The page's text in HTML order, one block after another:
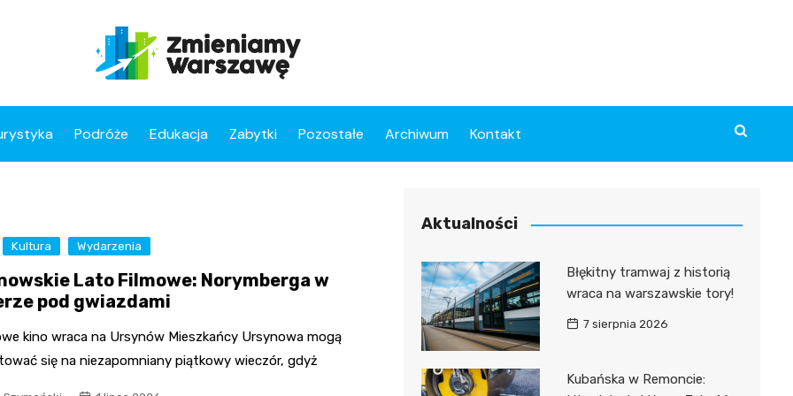
Podróże Edukacja Zabytki Pozostałe Archiwum Kontakt
Kultura Wydarzenia
Lato Filmowe: Norymberga w
pod gwiazdami
kino wraca na Ursynów Mieszkańcy Ursynowa mogą
się na niezapomniany piątkowy wieczór, gdyż
Aktualności
Błękitny tramwaj z historią
wraca na warszawskie tory!
7 sierpnia 2026
Kubańska w Remoncie: